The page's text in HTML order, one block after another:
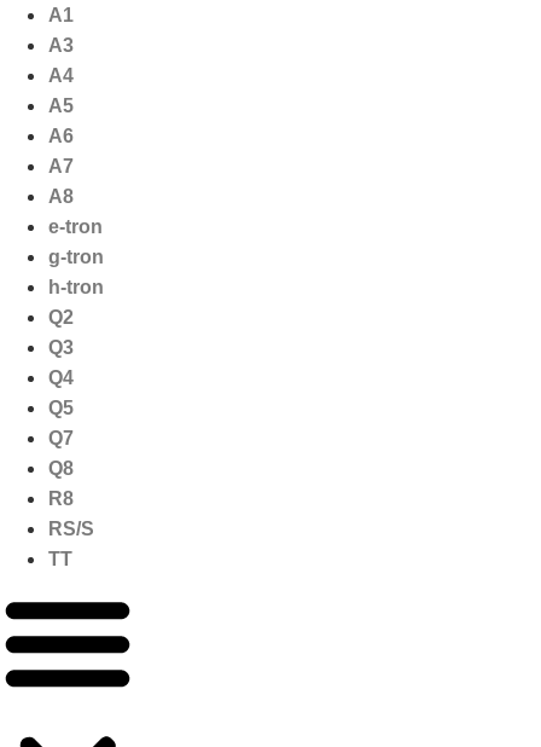
naar
inhoud
A1
A3
A4
A5
A6
A7
A8
e-tron
g-tron
h-tron
Q2
Q3
Q4
Q5
Q7
Q8
R8
RS/S
TT